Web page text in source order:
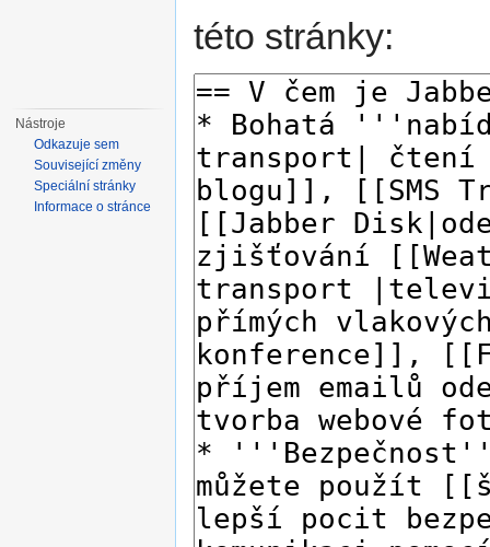
této stránky:
Nástroje
Odkazuje sem
Související změny
Speciální stránky
Informace o stránce